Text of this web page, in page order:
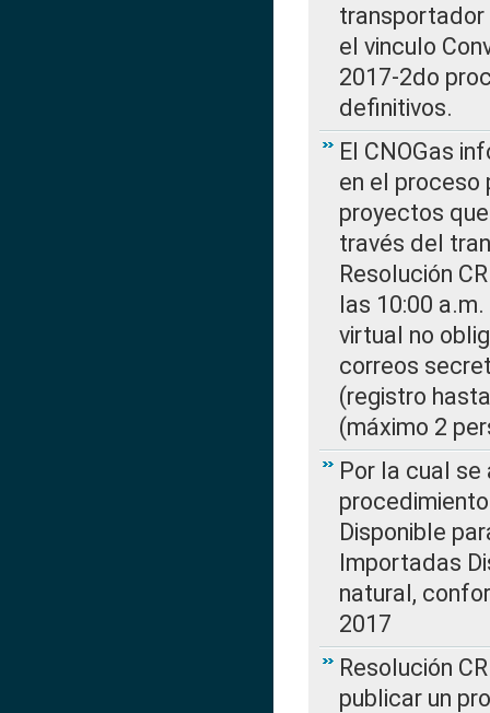
transportador
el vinculo
2017-2do
definitivos.
El CNOGas
en el proceso
proyectos
través del
Resolución
las 10:00
virtual no
correos
(registro
(máximo 2
Por la cual
Disponible
Importadas
natural,
2017
Resolución
publicar un